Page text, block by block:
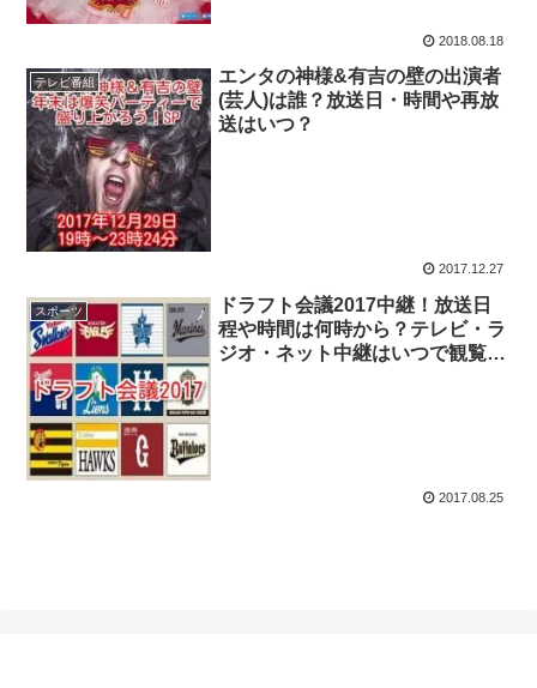
2018.08.18
テレビ番組
エンタの神様&有吉の壁の出演者
(芸人)は誰？放送日・時間や再放
送はいつ？
2017.12.27
スポーツ
ドラフト会議2017中継！放送日
程や時間は何時から？テレビ・ラ
ジオ・ネット中継はいつで観覧方
2017.08.25